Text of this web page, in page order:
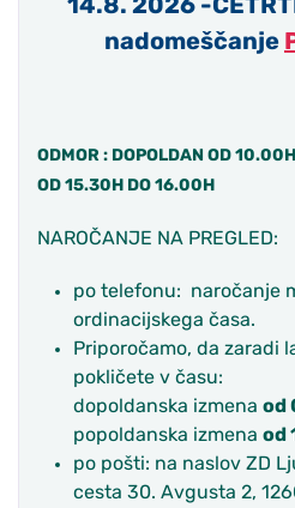
nadomeščanje
ODMOR : DOPOLDAN OD
OD 15.30H DO 16.00H
NAROČANJE NA PREGLED:
po telefonu: naročanje
ordinacijskega časa.
Priporočamo, da zaradi
pokličete v času:
dopoldanska izmena od
popoldanska izmena od
po pošti: na naslov ZD
cesta 30. Avgusta 2,